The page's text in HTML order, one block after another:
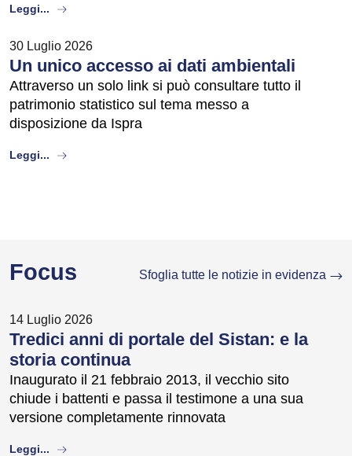
Leggi... about
30 Luglio 2026
Un unico accesso ai dati ambientali
Attraverso un solo link si può consultare tutto il
patrimonio statistico sul tema messo a
disposizione da Ispra
Leggi... about
Focus Sfoglia tutte le notizie in evidenza
14 Luglio 2026
Tredici anni di portale del Sistan: e la
storia continua
Inaugurato il 21 febbraio 2013, il vecchio sito
chiude i battenti e passa il testimone a una sua
versione completamente rinnovata
Leggi... about